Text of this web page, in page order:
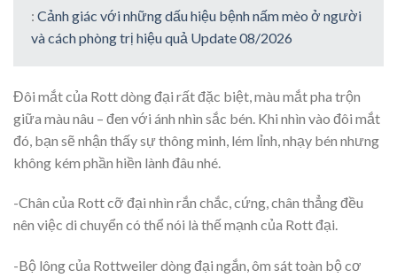
: Cảnh giác với những dấu hiệu bệnh nấm mèo ở người
và cách phòng trị hiệu quả Update 08/2026
Đôi mắt của Rott dòng đại rất đặc biệt, màu mắt pha trộn
giữa màu nâu – đen với ánh nhìn sắc bén. Khi nhìn vào đôi mắt
đó, bạn sẽ nhận thấy sự thông minh, lém lỉnh, nhạy bén nhưng
không kém phần hiền lành đâu nhé.
-Chân của Rott cỡ đại nhìn rắn chắc, cứng, chân thẳng đều
nên việc di chuyển có thể nói là thế mạnh của Rott đại.
-Bộ lông của Rottweiler dòng đại ngắn, ôm sát toàn bộ cơ